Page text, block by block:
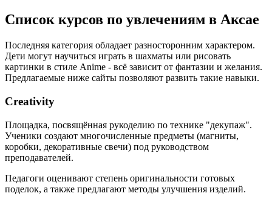
Список курсов по увлечениям в Аксае
Последняя категория обладает разносторонним характером.
Дети могут научиться играть в шахматы или рисовать
картинки в стиле Anime - всё зависит от фантазии и желания.
Предлагаемые ниже сайты позволяют развить такие навыки.
Creativity
Площадка, посвящённая рукоделию по технике "декупаж".
Ученики создают многочисленные предметы (магниты,
коробки, декоративные свечи) под руководством
преподавателей.
Педагоги оценивают степень оригинальности готовых
поделок, а также предлагают методы улучшения изделий.